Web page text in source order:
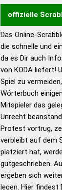
offizielle
Wortwurzel
Wortanalyse-
Gültigkeit eines
bestimmen!
Wörterbücher
Das Online-
die schnelle und
da es Dir auch
von KODA liefert!
Spiel zu
Wörterbuch
Mitspieler das
Unrecht
Protest vortrug,
verbleibt auf dem
platziert hat,
gutgeschrieben.
ergeben sich
legen. Hier findest